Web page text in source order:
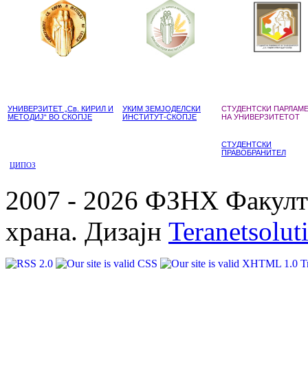
УНИВЕРЗИТЕТ „Св. КИРИЛ И
МЕТОДИЈ“ ВО СКОПЈЕ
УКИМ ЗЕМЈОДЕЛСКИ
ИНСТИТУТ-СКОПЈЕ
СТУДЕНТСКИ
НА УНИВЕРЗИТЕТОТ
СТУДЕНТСКИ
ПРАВОБРАНИТЕЛ
ЦИПОЗ
2007 - 2026 ФЗНХ
храна. Дизајн